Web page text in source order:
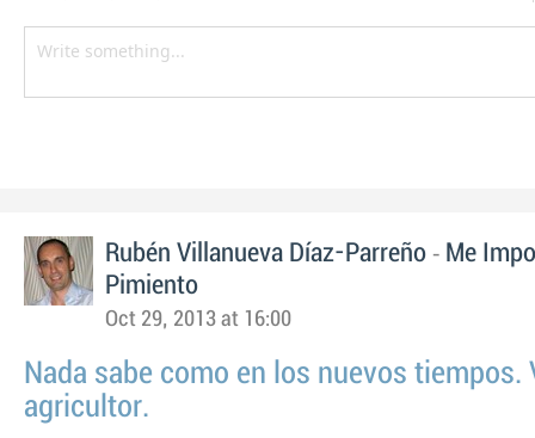
Rubén Villanueva Díaz-Parreño - Me
Pimiento
Oct 29, 2013 at 16:00
Nada sabe como en los nuevos tiempos.
agricultor.